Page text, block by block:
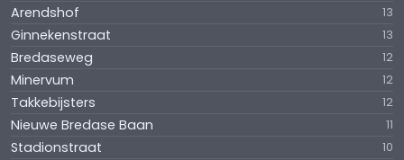
Arendshof 13
Ginnekenstraat 13
Bredaseweg 12
Minervum 12
Takkebijsters 12
Nieuwe Bredase Baan 11
Stadionstraat 10